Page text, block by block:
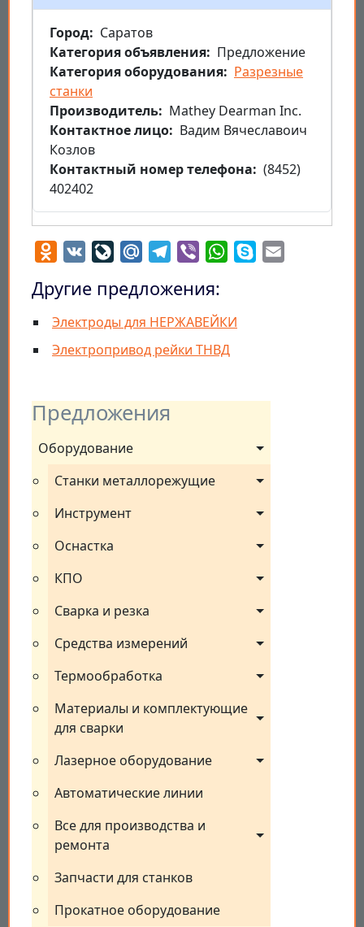
Предложения
Оборудование
Станки металлорежущие
Инструмент
Оснастка
КПО
Сварка и резка
Средства измерений
Термообработка
Материалы и комплектующие
для сварки
Лазерное оборудование
Автоматические линии
Все для производства и
ремонта
Запчасти для станков
Прокатное оборудование
Город
Саратов
Категория объявления
Предложение
Категория оборудования
Разрезные
станки
Производитель
Mathey Dearman Inc.
Контактное лицо
Вадим Вячеславоич
Козлов
Контактный номер телефона
(8452)
402402
Odnoklassniki
VK LiveJournal
Mail.RuTelegram
Viber WhatsApp
Skype
Другие предложения:
Электроды для НЕРЖАВЕЙКИ
Электропривод рейки ТНВД